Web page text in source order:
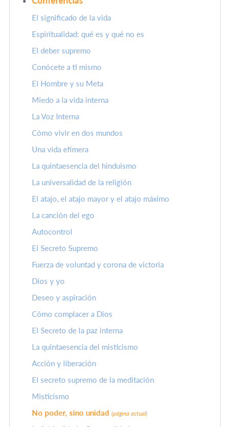
El significado de la vida
Espiritualidad: qué es y qué no es
El deber supremo
Conócete a ti mismo
El Hombre y su Meta
Miedo a la vida interna
La Voz Interna
Cómo vivir en dos mundos
Una vida efímera
La quintaesencia del hinduismo
La universalidad de la religión
El atajo, el atajo mayor y el atajo máximo
La canción del ego
Autocontrol
El Secreto Supremo
Fuerza de voluntad y corona de victoria
Dios y yo
Deseo y aspiración
Cómo complacer a Dios
El Secreto de la paz interna
La quintaesencia del misticismo
Acción y liberación
El secreto supremo de la meditación
Misticismo
No poder, sino unidad (página actual)